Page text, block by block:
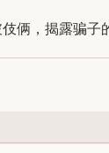
俩，揭露骗